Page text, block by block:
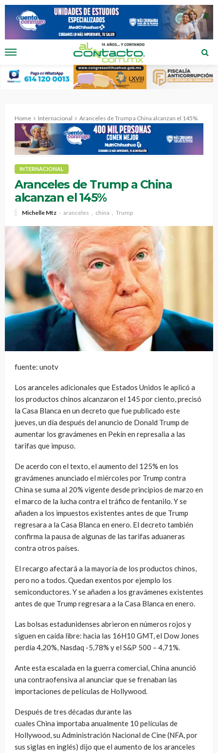
Home Internacional Aranceles de Trump a China alcanzan el 145%
INTERNACIONAL
Aranceles de Trump a China
alcanzan el 145%
Michelle Mtz aranceles china Trump
fuente: unotv
Los aranceles adicionales que Estados Unidos le aplicó a
los productos chinos alcanzaron el 145 por ciento, precisó
la Casa Blanca en un decreto que fue publicado este
jueves, un día después del anuncio de Donald Trump de
aumentar los gravámenes en Pekín en represalia a las
tarifas que impuso.
De acerdo con el texto, el aumento del 125% en los
gravámenes anunciado el miércoles por Trump contra
China se suma al 20% vigente desde principios de marzo en
el marco de la lucha contra el tráfico de fentanilo. Y se
añaden a los impuestos existentes antes de que Trump
regresara a la Casa Blanca en enero. El decreto también
confirma la pausa de algunas de las tarifas aduaneras
contra otros países.
El recargo afectará a la mayoría de los productos chinos,
pero no a todos. Quedan exentos por ejemplo los
semiconductores. Y se añaden a los gravámenes existentes
antes de que Trump regresara a la Casa Blanca en enero.
Las bolsas estadunidenses abrieron en números rojos y
siguen en caída libre: hacia las 16H10 GMT, el Dow Jones
perdía 4,20%, Nasdaq -5,78% y el S&P 500 – 4,71%.
Ante esta escalada en la guerra comercial, China anunció
una contraofensiva al anunciar que se frenaban las
importaciones de películas de Hollywood.
Después de tres décadas durante las
cuales China importaba anualmente 10 películas de
Hollywood, su Administración Nacional de Cine (NFA, por
sus siglas en inglés) dijo que el aumento de los aranceles